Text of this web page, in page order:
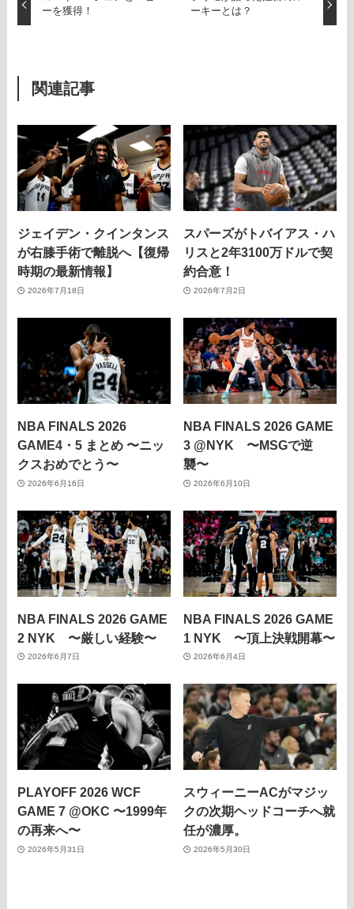
ーを獲得！
ーキーとは？
関連記事
ジェイデン・クインタンス
が右膝手術で離脱へ【復帰
時期の最新情報】
2026年7月18日
スパーズがトバイアス・ハ
リスと2年3100万ドルで契
約合意！
2026年7月2日
NBA FINALS 2026
GAME4・5 まとめ 〜ニッ
クスおめでとう〜
2026年6月16日
NBA FINALS 2026 GAME
3 @NYK 〜MSGで逆
襲〜
2026年6月10日
NBA FINALS 2026 GAME
2 NYK 〜厳しい経験〜
2026年6月7日
NBA FINALS 2026 GAME
1 NYK 〜頂上決戦開幕〜
2026年6月4日
PLAYOFF 2026 WCF
GAME 7 @OKC 〜1999年
の再来へ〜
2026年5月31日
スウィーニーACがマジッ
クの次期ヘッドコーチへ就
任が濃厚。
2026年5月30日